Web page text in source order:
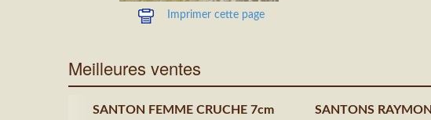
Imprimer cette page
Meilleures ventes
SANTON FEMME CRUCHE 7cm
SANTONS